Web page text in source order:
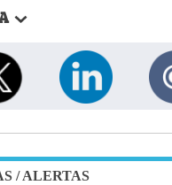
/ALERTAS